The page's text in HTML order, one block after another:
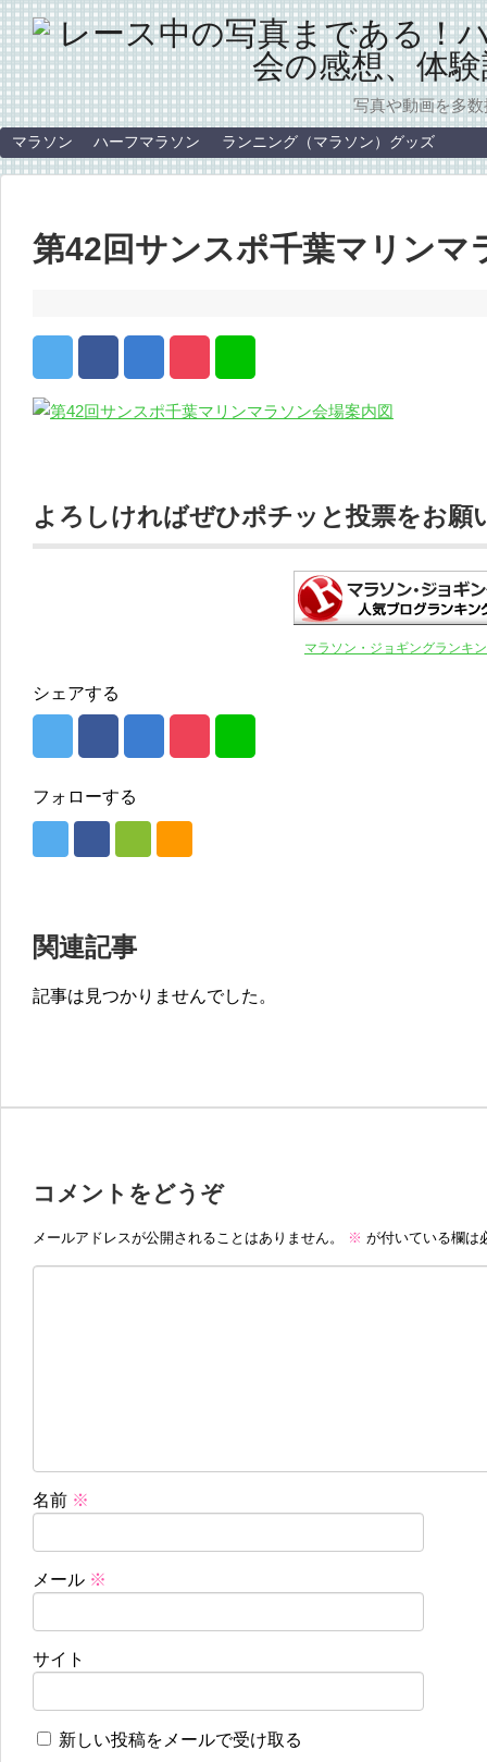
写真や動画を多
マラソン ハーフマラソン ランニング（マラソン）グッズ
第42回サンスポ千葉マリンマ
よろしければぜひポチッと投票をお願
マラソン・ジョギングランキ
シェアする
フォローする
関連記事
記事は見つかりませんでした。
コメントをどうぞ
メールアドレスが公開されることはありません。 ※ が付いている欄は
名前 ※
メール ※
サイト
新しい投稿をメールで受け取る